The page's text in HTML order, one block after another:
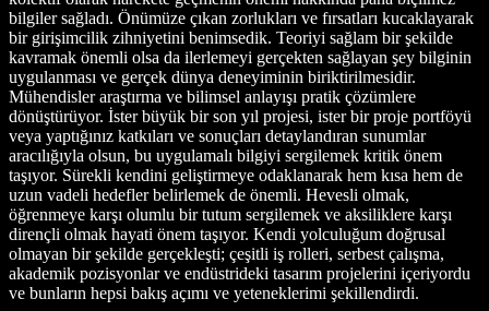
bilgiler sağladı. Önümüze çıkan zorlukları ve fırsatları kucaklayarak
bir girişimcilik zihniyetini benimsedik. Teoriyi sağlam bir şekilde
kavramak önemli olsa da ilerlemeyi gerçekten sağlayan şey bilginin
uygulanması ve gerçek dünya deneyiminin biriktirilmesidir.
Mühendisler araştırma ve bilimsel anlayışı pratik çözümlere
dönüştürüyor. İster büyük bir son yıl projesi, ister bir proje portföyü
veya yaptığınız katkıları ve sonuçları detaylandıran sunumlar
aracılığıyla olsun, bu uygulamalı bilgiyi sergilemek kritik önem
taşıyor. Sürekli kendini geliştirmeye odaklanarak hem kısa hem de
uzun vadeli hedefler belirlemek de önemli. Hevesli olmak,
öğrenmeye karşı olumlu bir tutum sergilemek ve aksiliklere karşı
dirençli olmak hayati önem taşıyor. Kendi yolculuğum doğrusal
olmayan bir şekilde gerçekleşti; çeşitli iş rolleri, serbest çalışma,
akademik pozisyonlar ve endüstrideki tasarım projelerini içeriyordu
ve bunların hepsi bakış açımı ve yeteneklerimi şekillendirdi.